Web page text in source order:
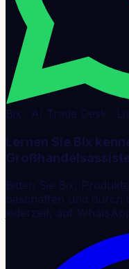
Bix · AI Trade Desk ·
Lernen Sie Bix
Bitten Sie Bix,
beschaffen und
jederzeit, auf